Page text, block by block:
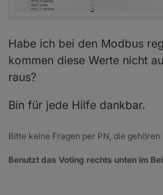
Habe ich bei den Modbus
kommen diese Werte nicht
raus?
Bin für jede Hilfe dankbar.
Bitte keine Fragen per PN, die gehören
Benutzt das Voting rechts unten im